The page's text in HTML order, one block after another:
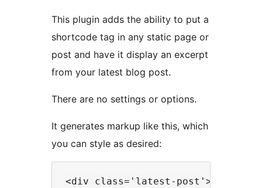
This plugin adds the ability to put a
shortcode tag in any static page or
post and have it display an excerpt
from your latest blog post.
There are no settings or options.
It generates markup like this, which
you can style as desired:
<div class='latest-post'>